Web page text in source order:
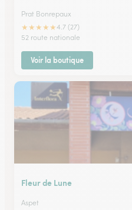
Prat Bonrepaux
★★★★★4.7 (27)
52 route nationale
Voir la boutique
Fleur de Lune
Aspet